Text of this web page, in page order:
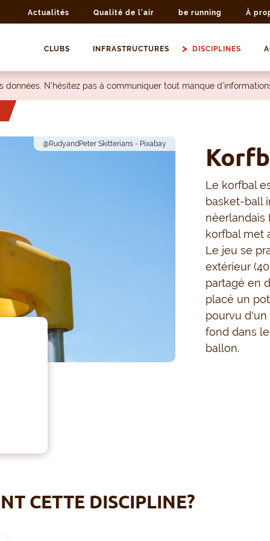
Actualités Qualité de l'air be running À
CLUBS INFRASTRUCTURES DISCIPLINES
N’hésitez pas à communiquer tout manque
@RudyandPeter Skitterians - Pixabay
Le korfbal
basket-ball
néerlandais
korfbal met
Le jeu se
extérieur
partagé en
placé un
pourvu d'un
fond dans
ballon.
CETTE DISCIPLINE?